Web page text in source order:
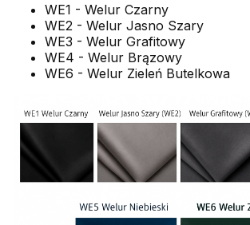
WE1 - Welur Czarny
WE2 - Welur Jasno Szary
WE3 - Welur Grafitowy
WE4 - Welur Brązowy
WE6 - Welur Zieleń Butelkowa